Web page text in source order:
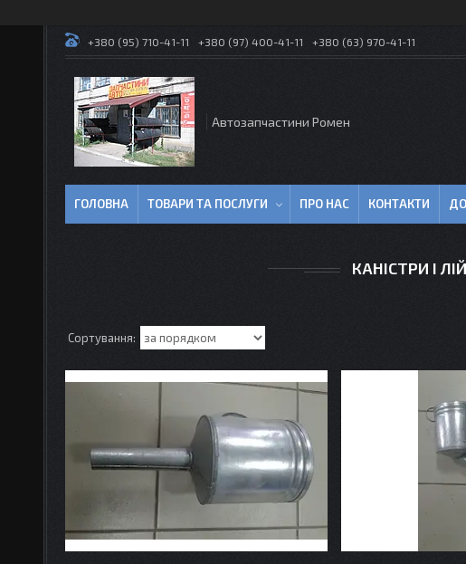
+380 (95) 710-41-11 +380 (97) 400-41-11 +380 (63) 970-41-11
Автозапчастини Ромен
ГОЛОВНА ТОВАРИ ТА ПОСЛУГИ ПРО НАС КОНТАКТИ
КАНІСТРИ І